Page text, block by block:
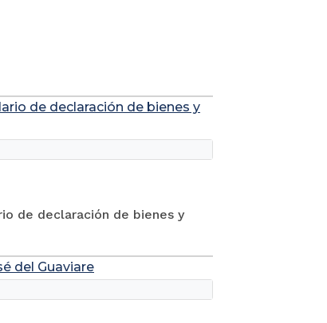
de declaración de bienes y
de declaración de bienes y
del Guaviare